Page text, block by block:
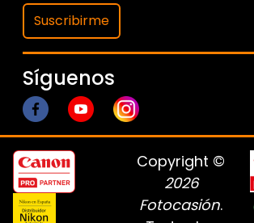
Suscribirme
Síguenos
Copyright ©
2026
Fotocasión.